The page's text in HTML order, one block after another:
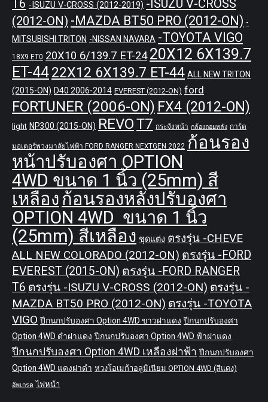
T6 -ISUZU V-CROSS (2012-2019) -ISUZU V-CROSS
(2012-ON) -MAZDA BT50 PRO (2012-ON) -
MITSUBISHI TRITON -NISSAN NAVARA -TOYOTA VIGO
18X9 ET0 20X10 6/139.7 ET-24 20X12 6X139.7
ET-4422X12 6X139.7 ET-44 ALL NEW TRITON
(2015-ON) D40 2006-2014 EVEREST (2012-ON) ford
FORTUNER (2006-ON) FX4 (2012-ON)
light NP300 (2015-ON) REVOT7 กระจังหน้า กล้องถอยหลัง การ์ด
มอเตอร์พวงมาลัยไฟฟ้า FORD RANGER NEXTGEN 2022 ก้อนรอง
หน้าปรับองศา OPTION
4WD ขนาด 1 นิ้ว (25mm) สี
เหลือง ก้อนรองหลังปรับองศา
OPTION 4WD ขนาด 1 นิ้ว
(25mm) สีเหลือง ชุดแต่ง ตรงรุ่น -CHEVE
ALL NEW COLORADO (2012-ON) ตรงรุ่น -FORD
EVEREST (2015-ON) ตรงรุ่น -FORD RANGER
T6 ตรงรุ่น -ISUZU V-CROSS (2012-ON) ตรงรุ่น -
MAZDA BT50 PRO (2012-ON) ตรงรุ่น -TOYOTA
VIGO ปีกนกปรับองศา Option 4WD ขาวฝาแดง ปีกนกปรับองศา
Option 4WD ดำฝาแดง ปีกนกปรับองศา Option 4WD ฟ้าฝาแดง
ปีกนกปรับองศา Option 4WD เหลืองฝาฟ้า ปีกนกปรับองศา
Option 4WD แดงฝาดำ ห่วงโอเมก้าอลูมิเนียม OPTION 4WD (สีแดง)
อัพเกรด ไฟหน้า